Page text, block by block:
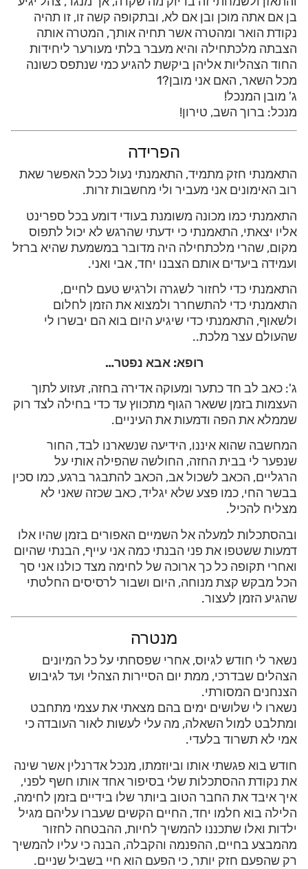
בן אם אתה מוכן ובן אם לא, ובתקופה קשה זו, זו תהיה
נקודת הואר ומהטרה אשר תחיה אותך, המטרה אותה
הצבתה מלכתחילה והיא מעבר בלתי מעורער ליחידות
החוד הצהליות אליהן ביקשת להגיע כמי שנתפס כשונה
מכל השאר, האם אני מובן?1
ג' מובן המנכל!
מנכל: ברוך השב, טירון!
הפרידה
התאמנתי חזק מתמיד, התאמנתי נעול ככל האפשר שאת
רוב האימונים אני מעביר ולי מחשבות זרות.
התאמנתי כמו מכונה משומנת בעודי דומע בכל ספרינט
אליו יצאתי, התאמנתי כי ידעתי שהרגש לא יכול לתפוס
מקום, שהרי מלכתחילה היה מדובר במשמעת שהיא ברזל
ועמידה ביעדים אותם הצבנו יחד, אבי ואני.
התאמנתי כדי לחזור לשגרה ולרגיש טעם לחיים,
התאמנתי כדי להתשחרר ולמצוא את הזמן לחלום
ולשאוף, התאמנתי כדי שיגיע היום בוא הם יבשרו לי
שהעולם עצר מלכת..
רופא: אבא נפטר…
ג': כאב לב חד כתער ומעוקה אדירה בחזה, זעזוע לתוך
העצמות בזמן ששאר הגוף מתכווץ עד כדי בחילה לצד רוק
שממלא את הפה ודמעות את העיניים.
המחשבה שהוא איננו, הידיעה שנשארנו לבד, החור
שנפער לי בבית החזה, החולשה שהפילה אותי על
הרגליים, הכאב לשכול אב, הכאב להתבגר ברגע, כמו סכין
בבשר החי, כמו פצע שלא יגליד, כאב שכזה שאני לא
מצליח להכיל.
ובהסתכלות למעלה אל השמיים האפורים בזמן שהיו אלו
דמעות ששטפו את פני הבנתי כמה אני עייף, הבנתי שהיום
ואחרי תקופה כל כך ארוכה של לחימה מצד כולנו אני סך
הכל מבקש קצת מנוחה, היום ושבור לרסיסים החלטתי
שהגיע הזמן לעצור.
מנטרה
נשאר לי חודש לגיוס, אחרי שפסחתי על כל המיונים
הצהלים שבדרכי, ממת יום הסיירות הצהלי ועד לגיבוש
הצנחנים המסורתי.
נשארו לי שלושים ימים בהם מצאתי את עצמי מתחבט
ומתלבט למול השאלה, מה עלי לעשות לאור העובדה כי
אמי לא תשרוד בלעדי.
חודש בוא פגשתי אותו וביוזמתו, מנכל אדרנלין אשר שינה
את נקודת ההסתכלות שלי בסיפור אחד אותו חשף לפני,
איך איבד את החבר הטוב ביותר שלו בידיים בזמן לחימה,
הלילה בוא חלמו יחד, החיים הקשים שעברו עליהם מגיל
ילדות ואלו שתכננו להמשיך לחיות, ההבטחה לחזור
מהמבצע בחיים, ההפנמה והקבלה, הבנה כי עליו להמשיך
רק שהפעם חזק יותר, כי הפעם הוא חיי בשביל שניים.